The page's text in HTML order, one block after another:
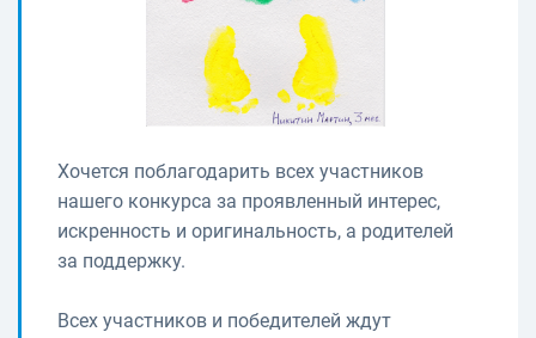
Хочется поблагодарить всех участников
нашего конкурса за проявленный интерес,
искренность и оригинальность, а родителей
за поддержку.
Всех участников и победителей ждут